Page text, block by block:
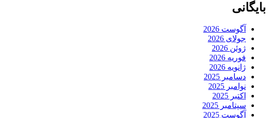
بایگانی
آگوست 2026
جولای 2026
ژوئن 2026
فوریه 2026
ژانویه 2026
دسامبر 2025
نوامبر 2025
اکتبر 2025
سپتامبر 2025
آگوست 2025